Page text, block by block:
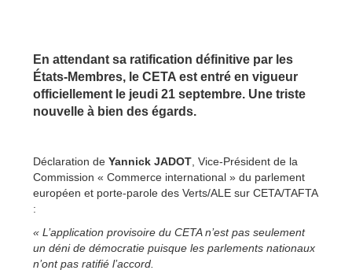
En attendant sa ratification définitive par les
États-Membres, le CETA est entré en vigueur
officiellement le jeudi 21 septembre. Une triste
nouvelle à bien des égards.
Déclaration de Yannick JADOT , Vice-Président de la
Commission « Commerce international » du parlement
européen et porte-parole des Verts/ALE sur CETA/TAFTA
:
« L’application provisoire du CETA n’est pas seulement
un déni de démocratie puisque les parlements nationaux
n’ont pas ratifié l’accord.